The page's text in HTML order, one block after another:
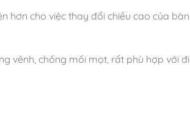
hơn cho việc thay đổi chiều cao của
vênh, chống mối mọt, rất phù hợp với